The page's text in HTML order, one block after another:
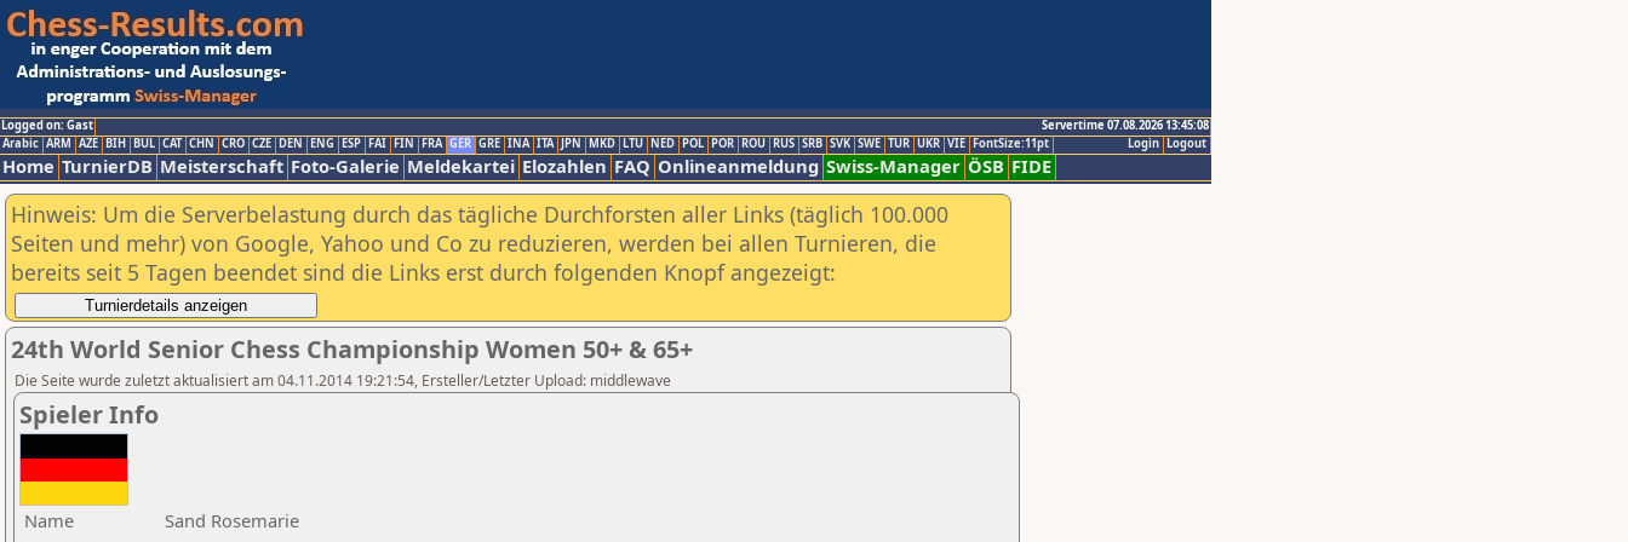
Logged on: Gast
Servertime 07.08.2026 13:45:08
Logout
Login
Arabic ARM AZE BIH BUL CAT CHN CRO CZE DEN ENG ESP FAI FIN FRA GER GRE INA ITA JPN MKD LTU NED POL POR ROU RUS SRB SVK SWE TUR UKR VIE FontSize:11pt
Home TurnierDB Meisterschaft Foto-Galerie Meldekartei Elozahlen FAQ Onlineanmeldung Swiss-Manager ÖSB FIDE
Hinweis: Um die Serverbelastung durch das tägliche Durchforsten aller Links (täglich 100.000
Seiten und mehr) von Google, Yahoo und Co zu reduzieren, werden bei allen Turnieren, die
bereits seit 5 Tagen beendet sind die Links erst durch folgenden Knopf angezeigt:
24th World Senior Chess Championship Women 50+ & 65+
Die Seite wurde zuletzt aktualisiert am 04.11.2014 19:21:54, Ersteller/Letzter Upload: middlewave
Spieler Info
Name
Sand Rosemarie